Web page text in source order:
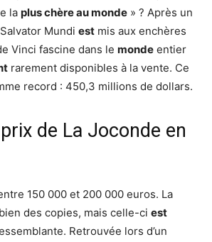
la plus chère au monde » ? Après un
Mundi est mis aux enchères
Vinci fascine dans le monde entier
rarement disponibles à la vente. Ce
record : 450,3 millions de dollars.
de La Joconde en
150 000 et 200 000 euros. La
des copies, mais celle-ci est
Retrouvée lors d’un